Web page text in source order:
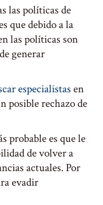
las políticas de
que debido a la
las políticas son
generar
especialistasen
posible rechazo de
probable es que le
de volver a
actuales. Por
evadir